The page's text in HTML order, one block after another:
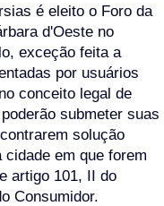
é eleito o Foro da
d'Oeste no
exceção feita a
por usuários
conceito legal de
submeter suas
solução
em que forem
artigo 101, II do
Consumidor.